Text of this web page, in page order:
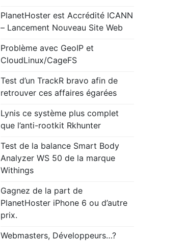
PlanetHoster est Accrédité ICANN
– Lancement Nouveau Site Web
Problème avec GeoIP et
CloudLinux/CageFS
Test d’un TrackR bravo afin de
retrouver ces affaires égarées
Lynis ce système plus complet
que l’anti-rootkit Rkhunter
Test de la balance Smart Body
Analyzer WS 50 de la marque
Withings
Gagnez de la part de
PlanetHoster iPhone 6 ou d’autre
prix.
Webmasters, Développeurs…?